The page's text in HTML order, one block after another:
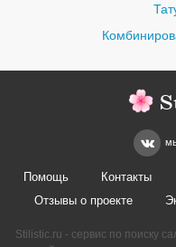
Помощь Контакты
Отзывы о проекте
Stilistic.ru - сервис по поиску